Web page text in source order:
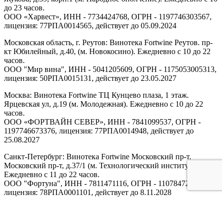
до 23 часов.
ООО «Харвест», ИНН - 7734424768, ОГРН - 1197746303567,
лицензия: 77РПА0014565, действует до 05.09.2024
Московская область, г. Реутов: Винотека Fortwine Реутов. пр-
кт Юбилейный, д.40, (м. Новокосино). Ежедневно с 10 до 22
часов.
ООО "Мир вина", ИНН - 5041205609, ОГРН - 1175053005313,
лицензия: 50РПА0015131, действует до 23.05.2027
Москва: Винотека Fortwine ТЦ Кунцево плаза, 1 этаж.
Ярцевская ул, д.19 (м. Молодежная). Ежедневно с 10 до 22
часов.
ООО «ФОРТВАЙН СЕВЕР», ИНН - 7841099537, ОГРН -
1197746673376, лицензия: 77РПА0014948, действует до
25.08.2027
Санкт-Петербург: Винотека Fortwine Московский пр-т.
Московский пр-т, д.37/1 (м. Технологический институт).
Ежедневно с 11 до 22 часов.
ООО "Фортуна", ИНН - 7811471116, ОГРН - 1107847277438,
лицензия: 78РПА0001101, действует до 8.11.2028